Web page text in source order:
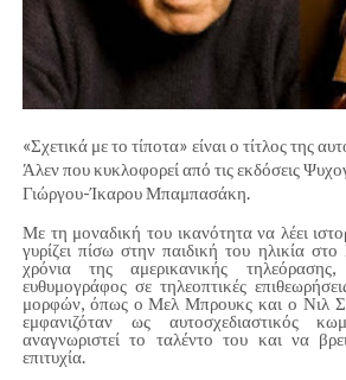
«Σχετικά με το τίποτα» είναι ο τίτλος της
Άλεν που κυκλοφορεί από τις εκδόσεις
Γιώργου-Ίκαρου Μπαμπασάκη.
Με τη μοναδική του ικανότητα να λέει
γυρίζει πίσω στην παιδική του ηλικία
χρόνια της αμερικανικής
ευθυμογράφος σε τηλεοπτικές
μορφών, όπως ο Μελ Μπρουκς και ο Νιλ
εμφανιζόταν ως αυτοσχεδιαστικός
αναγνωριστεί το ταλέντο του και να
επιτυχία.